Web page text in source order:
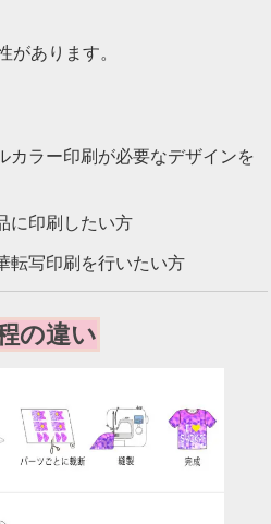
があります。
カラー印刷が必要なデザインを
に印刷したい方
転写印刷を行いたい方
の違い